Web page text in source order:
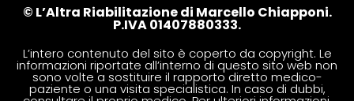
© L’Altra Riabilitazione di Marcello Chiapponi.
P.IVA 01407880333.
L’intero contenuto del sito è coperto da copyright. Le
informazioni riportate all’interno di questo sito web non
sono volte a sostituire il rapporto diretto medico-
paziente o una visita specialistica. In caso di dubbi,